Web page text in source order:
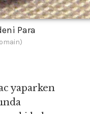
Para
yaparken